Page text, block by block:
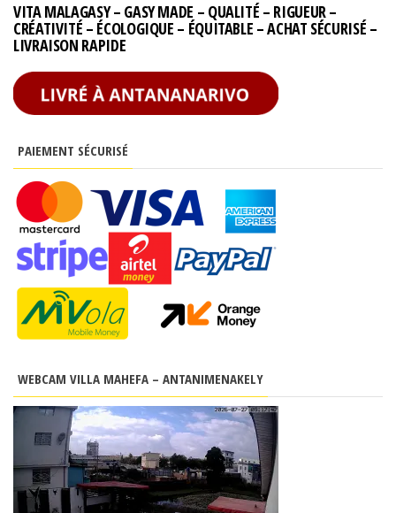
VITA MALAGASY – GASY MADE – QUALITÉ – RIGUEUR –
CRÉATIVITÉ – ÉCOLOGIQUE – ÉQUITABLE – ACHAT SÉCURISÉ –
LIVRAISON RAPIDE
PAIEMENT SÉCURISÉ
WEBCAM VILLA MAHEFA – ANTANIMENAKELY